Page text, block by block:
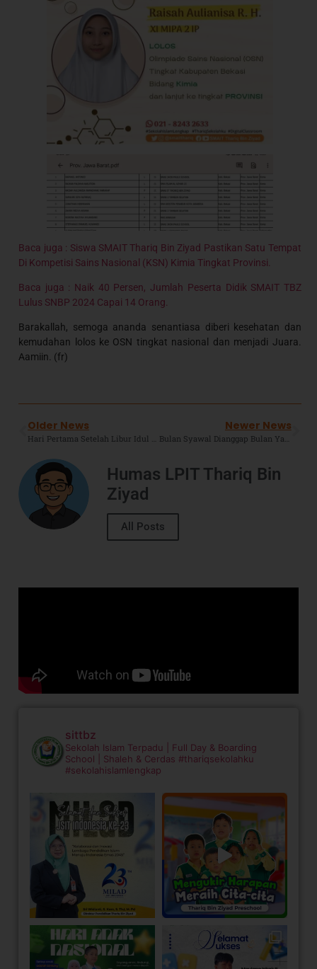
Baca juga : Siswa SMAIT Thariq Bin Ziyad Pastikan Satu Tempat
Di Kompetisi Sains Nasional (KSN) Kimia Tingkat Provinsi.
Baca juga : Naik 40 Persen, Jumlah Peserta Didik SMAIT TBZ
Lulus SNBP 2024 Capai 14 Orang.
Barakallah, semoga ananda senantiasa diberi kesehatan dan
kemudahan lolos ke OSN tingkat nasional dan menjadi Juara.
Aamiin. (fr)
Older News Newer News
Humas LPIT Thariq Bin
Ziyad
All Posts
sittbz
Sekolah Islam Terpadu | Full Day & Boarding
School | Shaleh & Cerdas #thariqsekolahku
#sekolahislamlengkap